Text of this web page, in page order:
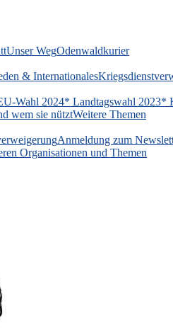
Unser WegOdenwaldkurier
& Internationales
Wahl 2024* Landtagswahl 2023*
wem sie nütztWeitere Themen
Anmeldung zum
Organisationen und Themen